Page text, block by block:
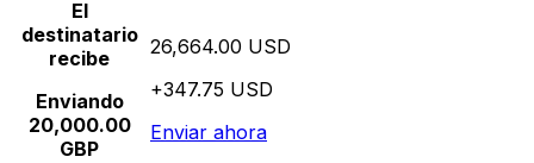
El
destinatario
recibe
Enviando
20,000.00
GBP
26,664.00 USD
+347.75 USD
Enviar ahora